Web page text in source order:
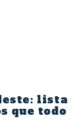
lista
que todo